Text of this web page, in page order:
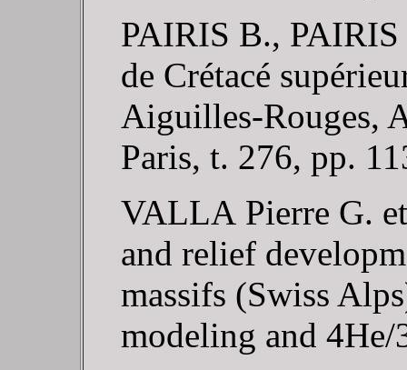
PAIRIS B.,
de Crétacé
Aiguilles-Rouges,
Paris, t. 276, pp.
VALLA Pierre G.
and relief
massifs (Swiss
modeling and